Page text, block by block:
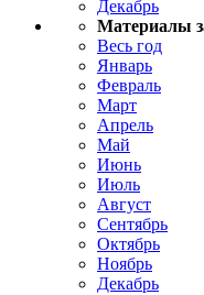
Декабрь
Материалы
Весь год
Январь
Февраль
Март
Апрель
Май
Июнь
Июль
Август
Сентябрь
Октябрь
Ноябрь
Декабрь